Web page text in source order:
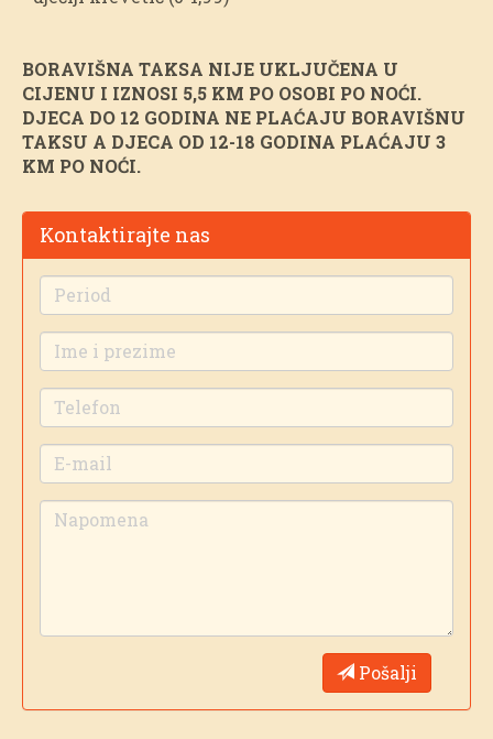
BORAVIŠNA TAKSA NIJE UKLJUČENA U
CIJENU I IZNOSI 5,5 KM PO OSOBI PO NOĆI.
DJECA DO 12 GODINA NE PLAĆAJU BORAVIŠNU
TAKSU A DJECA OD 12-18 GODINA PLAĆAJU 3
KM PO NOĆI.
Kontaktirajte nas
Pošalji